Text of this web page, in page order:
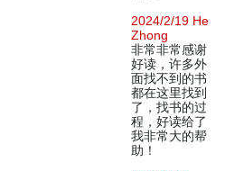
2024/2/19 He
Zhong
非常非常感谢
好读，许多外
面找不到的书
都在这里找到
了，找书的过
程，好读给了
我非常大的帮
助！